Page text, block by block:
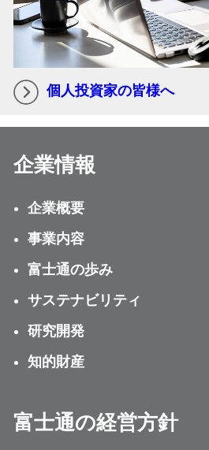
個人投資家の皆様へ
企業情報
企業概要
事業内容
富士通の歩み
サステナビリティ
研究開発
知的財産
富士通の経営方針